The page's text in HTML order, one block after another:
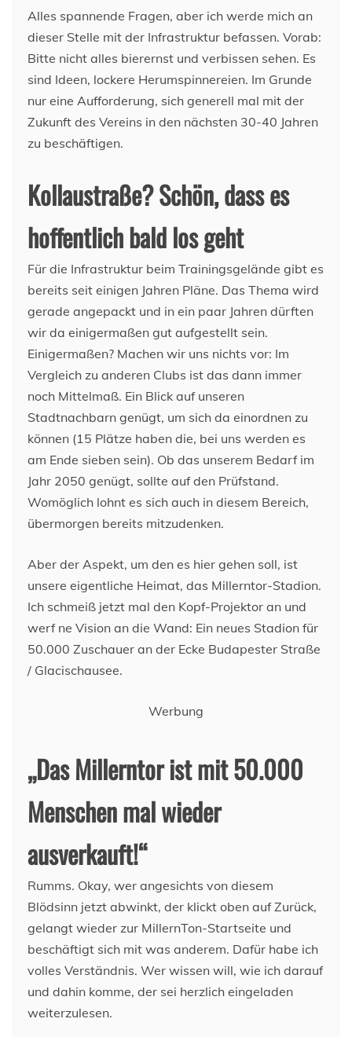
Alles spannende Fragen, aber ich werde mich an
dieser Stelle mit der Infrastruktur befassen. Vorab:
Bitte nicht alles bierernst und verbissen sehen. Es
sind Ideen, lockere Herumspinnereien. Im Grunde
nur eine Aufforderung, sich generell mal mit der
Zukunft des Vereins in den nächsten 30-40 Jahren
zu beschäftigen.
Kollaustraße? Schön, dass es
hoffentlich bald los geht
Für die Infrastruktur beim Trainingsgelände gibt es
bereits seit einigen Jahren Pläne. Das Thema wird
gerade angepackt und in ein paar Jahren dürften
wir da einigermaßen gut aufgestellt sein.
Einigermaßen? Machen wir uns nichts vor: Im
Vergleich zu anderen Clubs ist das dann immer
noch Mittelmaß. Ein Blick auf unseren
Stadtnachbarn genügt, um sich da einordnen zu
können (15 Plätze haben die, bei uns werden es
am Ende sieben sein). Ob das unserem Bedarf im
Jahr 2050 genügt, sollte auf den Prüfstand.
Womöglich lohnt es sich auch in diesem Bereich,
übermorgen bereits mitzudenken.
Aber der Aspekt, um den es hier gehen soll, ist
unsere eigentliche Heimat, das Millerntor-Stadion.
Ich schmeiß jetzt mal den Kopf-Projektor an und
werf ne Vision an die Wand: Ein neues Stadion für
50.000 Zuschauer an der Ecke Budapester Straße
/ Glacischausee.
Werbung
„Das Millerntor ist mit 50.000
Menschen mal wieder
ausverkauft!“
Rumms. Okay, wer angesichts von diesem
Blödsinn jetzt abwinkt, der klickt oben auf Zurück,
gelangt wieder zur MillernTon-Startseite und
beschäftigt sich mit was anderem. Dafür habe ich
volles Verständnis. Wer wissen will, wie ich darauf
und dahin komme, der sei herzlich eingeladen
weiterzulesen.